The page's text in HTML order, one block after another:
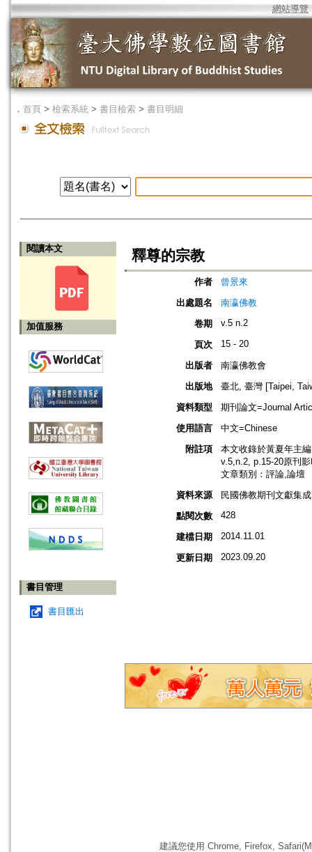
網站導覽
． 首頁 > 檢索系統 > 書目檢索 > 書目明細
閱讀本文
加值服務
書目管理
書目匯出
釋尊的宗教
作者
曾景來
出處題名
南瀛佛教
卷期
v.5 n.2
頁次 15 - 20
出版者
南瀛佛教會
出版地
臺北, 臺灣 [Taipei,
資料類型
期刊論文=Journal
使用語言
中文=Chinese
附註項
本文收錄於黃夏年主
v.5,n.2, p.15-20原刊
文章類別：評論,論壇
資料來源
民國佛教期刊文獻集
點閱次數
428
建檔日期 2014.11.01
更新日期 2023.09.20
建議您使用 Chrome, Firefox,